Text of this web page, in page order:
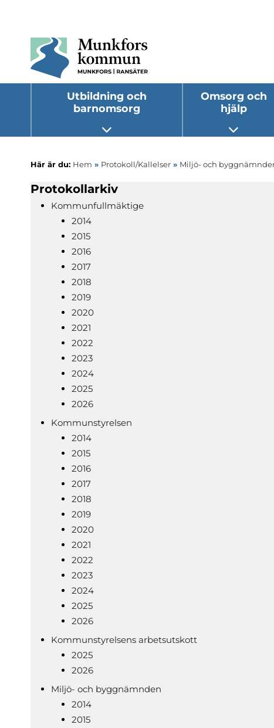
Utbildning och
barnomsorg
Öppna undermeny
Omsorg och
hjälp
Öppna
Här är du: Hem » Protokoll/Kallelser » Miljö- och
Protokollarkiv
Kommunfullmäktige
2014
2015
2016
2017
2018
2019
2020
2021
2022
2023
2024
2025
2026
Kommunstyrelsen
2014
2015
2016
2017
2018
2019
2020
2021
2022
2023
2024
2025
2026
Kommunstyrelsens arbetsutskott
2025
2026
Miljö- och byggnämnden
2014
2015